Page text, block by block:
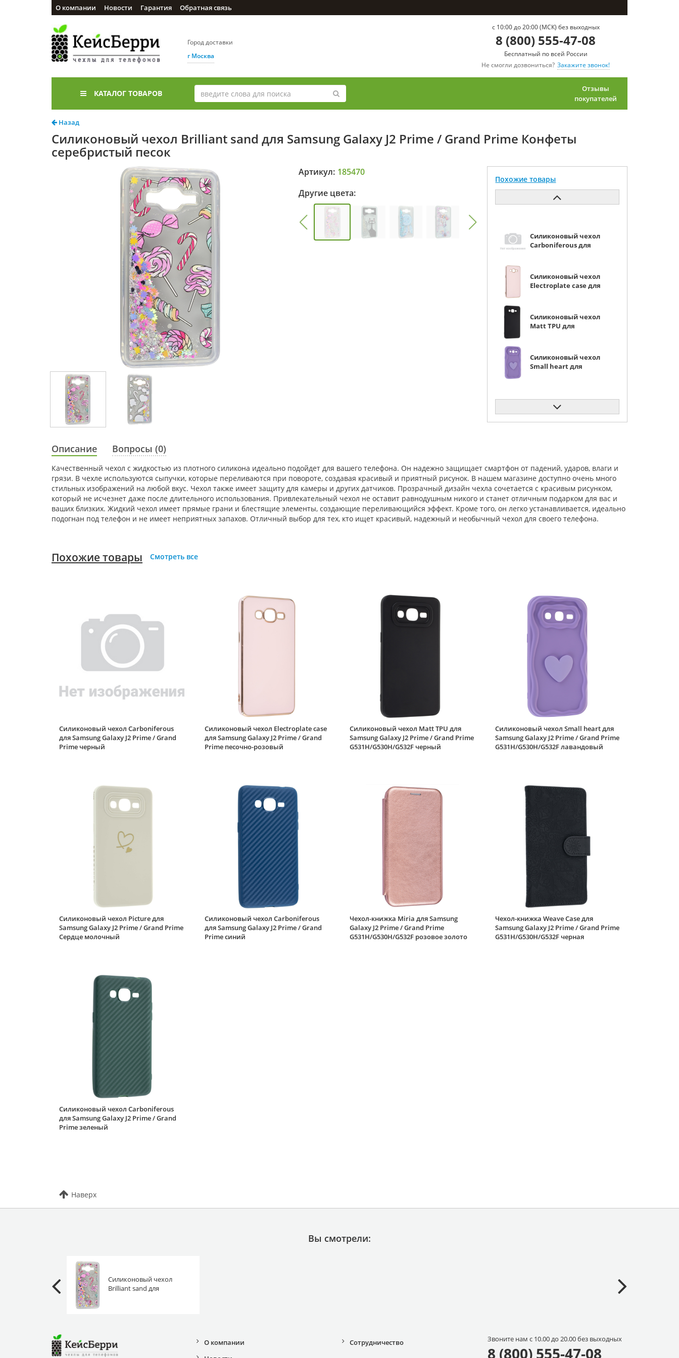
О компании Новости Гарантия Обратная связь
Город доставки
г Москва
c 10:00 до 20:00 (МСК) без выходных
8 (800) 555-47-08
Бесплатный по всей России
Не смогли дозвониться? Закажите звонок!
КАТАЛОГ ТОВАРОВ
Отзывы
покупателей
Назад
Силиконовый чехол Brilliant sand для Samsung Galaxy J2 Prime / Grand Prime Конфеты
серебристый песок
Артикул: 185470
Другие цвета:
Похожие товары
Силиконовый чехол
Carboniferous для
Силиконовый чехол
Electroplate case для
песочно-розовый
Силиконовый чехол
Matt TPU для
G531H/G530H/G532F
черный
Силиконовый чехол
Small heart для
лавандовый
Силиконовый чехол
Picture для Samsung
Galaxy J2 Prime /
Grand Prime Сердце
Prime / Grand Prime
синий
Чехол-книжка Miria
для Samsung Galaxy
J2 Prime / Grand Prime
G531H/G530H/G532F
розовое золото
Чехол-книжка Weave
зеленый
Описание Вопросы (0)
Качественный чехол с жидкостью из плотного силикона идеально подойдет для вашего телефона. Он надежно защищает смартфон от падений, ударов, влаги и
грязи. В чехле используются сыпучки, которые переливаются при повороте, создавая красивый и приятный рисунок. В нашем магазине доступно очень много
стильных изображений на любой вкус. Чехол также имеет защиту для камеры и других датчиков. Прозрачный дизайн чехла сочетается с красивым рисунком,
который не исчезнет даже после длительного использования. Привлекательный чехол не оставит равнодушным никого и станет отличным подарком для вас и
ваших близких. Жидкий чехол имеет прямые грани и блестящие элементы, создающие переливающийся эффект. Кроме того, он легко устанавливается, идеально
подогнан под телефон и не имеет неприятных запахов. Отличный выбор для тех, кто ищет красивый, надежный и необычный чехол для своего телефона.
Похожие товары Смотреть все
Силиконовый чехол Carboniferous
для Samsung Galaxy J2 Prime / Grand
Prime черный
Силиконовый чехол Electroplate case
для Samsung Galaxy J2 Prime / Grand
Prime песочно-розовый
Силиконовый чехол Matt TPU для
Samsung Galaxy J2 Prime / Grand Prime
G531H/G530H/G532F черный
Силиконовый чехол Small heart для
Samsung Galaxy J2 Prime / Grand Prime
G531H/G530H/G532F лавандовый
Силиконовый чехол Picture для
Samsung Galaxy J2 Prime / Grand Prime
Сердце молочный
Силиконовый чехол Carboniferous
для Samsung Galaxy J2 Prime / Grand
Prime синий
Чехол-книжка Miria для Samsung
Galaxy J2 Prime / Grand Prime
G531H/G530H/G532F розовое золото
Чехол-книжка Weave Case для
Samsung Galaxy J2 Prime / Grand Prime
G531H/G530H/G532F черная
Силиконовый чехол Carboniferous
для Samsung Galaxy J2 Prime / Grand
Prime зеленый
Наверх
Вы смотрели:
Силиконовый чехол
Brilliant sand для
О компании
Сотрудничество Звоните нам с 10.00 до 20.00 без выходных
8 (800) 555-47-08